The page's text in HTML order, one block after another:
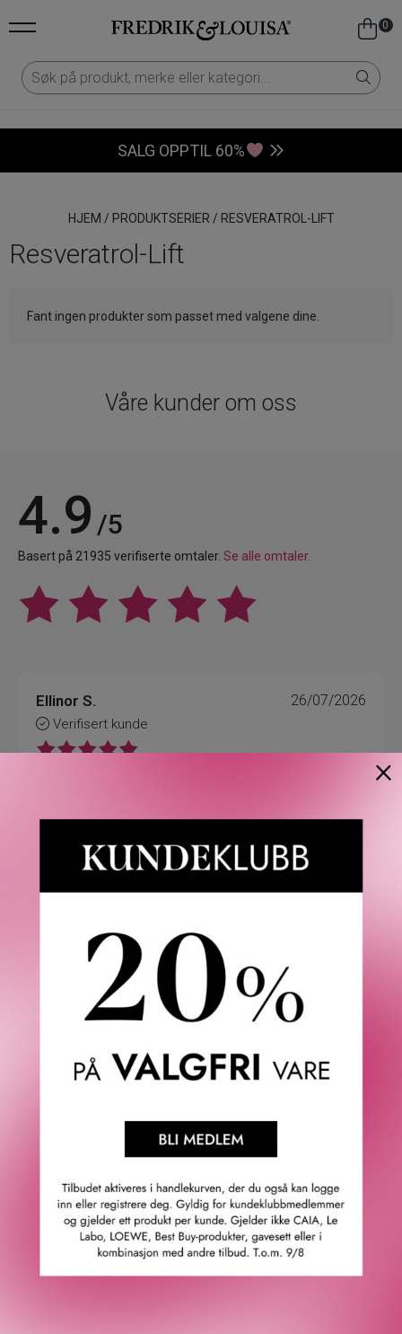
0
SALG OPPTIL 60%
HJEM / PRODUKTSERIER / RESVERATROL-LIFT
Resveratrol-Lift
Fant ingen produkter som passet med valgene dine.
Våre kunder om oss
4.9 /5
Basert på 21935 verifiserte omtaler. Se alle omtaler.
Ellinor S.
Verifisert kunde
26/07/2026
Fredrik & Louisa
Om Fredrik & Louisa
Redegjørelse åpenhetsloven
Våre butikker
Sommermagasin
Kundesenter
×